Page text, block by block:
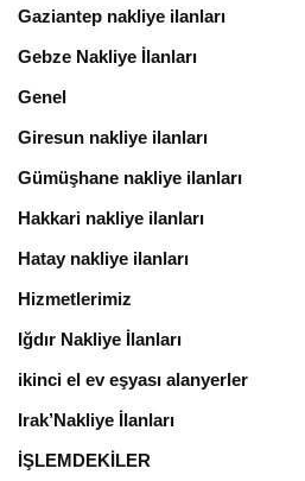
Gaziantep nakliye ilanları
Gebze Nakliye İlanları
Genel
Giresun nakliye ilanları
Gümüşhane nakliye ilanları
Hakkari nakliye ilanları
Hatay nakliye ilanları
Hizmetlerimiz
Iğdır Nakliye İlanları
ikinci el ev eşyası alanyerler
Irak’Nakliye İlanları
İŞLEMDEKİLER